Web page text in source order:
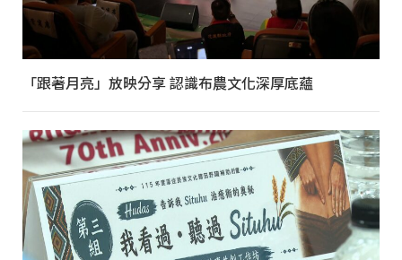
「跟著月亮」放映分享 認識布農文化深厚底蘊